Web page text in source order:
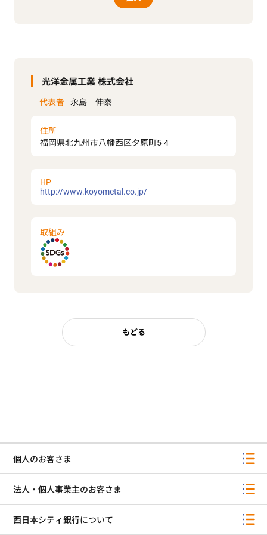
光洋金属工業 株式会社
代表者 永島 伸泰
住所
福岡県北九州市八幡西区夕原町5-4
HP
http://www.koyometal.co.jp/
取組み
もどる
個人のお客さま
法人・個人事業主のお客さま
西日本シティ銀行について